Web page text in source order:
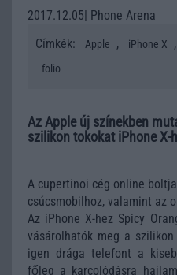
2017.12.05| Phone Arena
Címkék:
Apple , iPhone X ,
folio
Az Apple új színekben
szilikon tokokat iPhone X-
A cupertinoi cég online
csúcsmobilhoz, valamint az
Az iPhone X-hez Spicy
vásárolhatók meg a
igen drága telefont a
főleg a karcolódásra